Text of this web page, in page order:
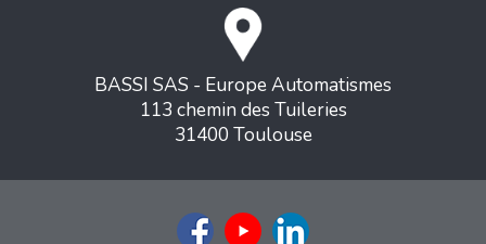
BASSI SAS - Europe Automatismes
113 chemin des Tuileries
31400 Toulouse